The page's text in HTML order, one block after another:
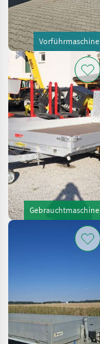
Vorführmaschine
Gebrauchtmaschine